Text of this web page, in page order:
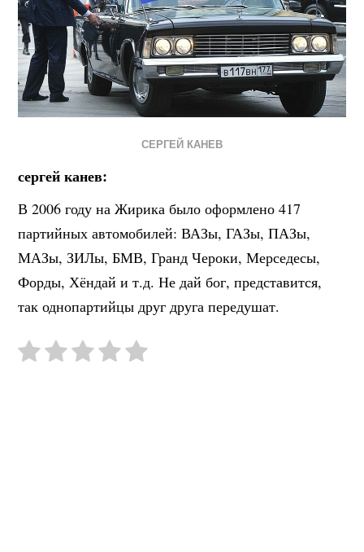
СЕРГЕЙ КАНЕВ
сергей канев:
В 2006 году на Жирика было оформлено 417
партийных автомобилей: ВАЗы, ГАЗы, ПАЗы,
МАЗы, ЗИЛы, БМВ, Гранд Чероки, Мерседесы,
Форды, Хёндай и т.д. Не дай бог, представится,
так однопартийцы друг друга передушат.